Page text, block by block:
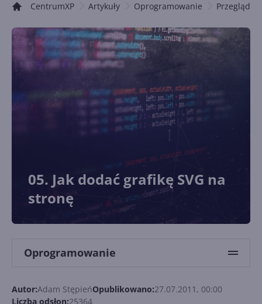
CentrumXP Artykuły Oprogramowanie
05. Jak dodać grafikę SVG na
stronę
Oprogramowanie
Autor:Adam StępieńOpublikowano:27.07.2011, 00:00
Liczba odsłon:25364